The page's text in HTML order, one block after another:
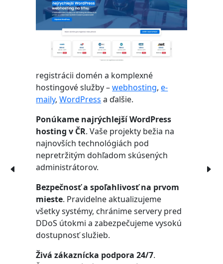
registrácii domén a komplexné
hostingové služby –webhosting,e-
maily,WordPress a ďalšie.
Ponúkame najrýchlejší WordPress
hosting v ČR. Vaše projekty bežia na
najnovších technológiách pod
nepretržitým dohľadom skúsených
administrátorov.
Bezpečnosť a spoľahlivosť na prvom
mieste. Pravidelne aktualizujeme
všetky systémy, chránime servery pred
DDoS útokmi a zabezpečujeme vysokú
dostupnosť služieb.
Živá zákaznícka podpora 24/7.